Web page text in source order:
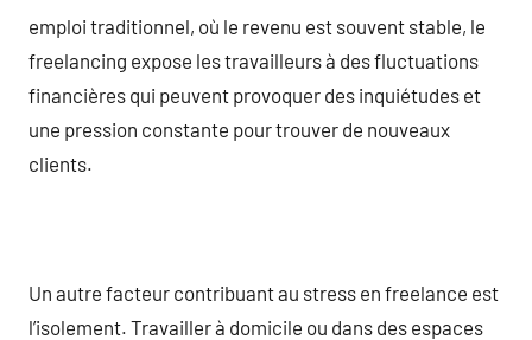
emploi traditionnel, où le revenu est souvent stable, le
freelancing expose les travailleurs à des fluctuations
financières qui peuvent provoquer des inquiétudes et
une pression constante pour trouver de nouveaux
clients.
Un autre facteur contribuant au stress en freelance est
l’isolement. Travailler à domicile ou dans des espaces